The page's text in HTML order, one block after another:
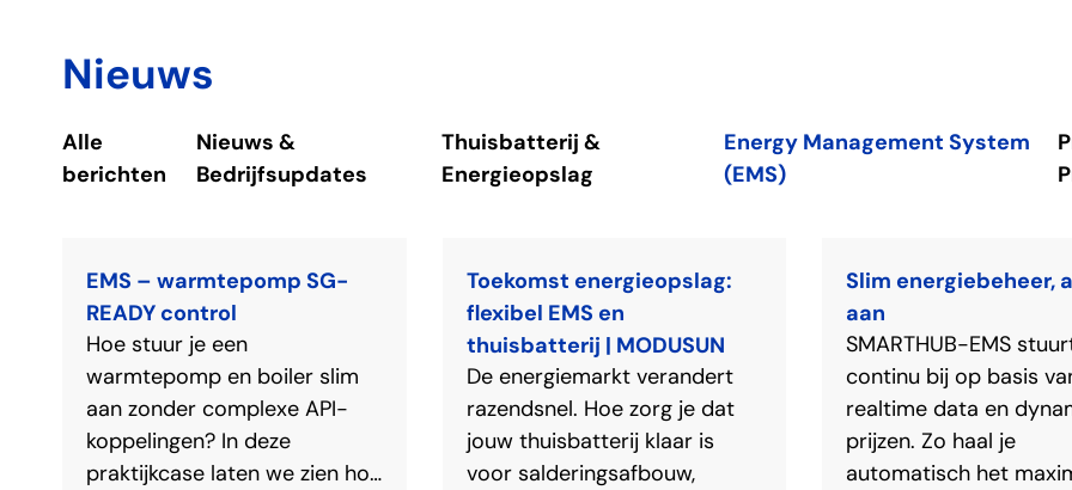
Nieuws
Alle
berichten
Nieuws &
Bedrijfsupdates
Thuisbatterij &
Energieopslag
Energy Management System
(EMS)
EMS – warmtepomp SG-
READY control
Hoe stuur je een
warmtepomp en boiler slim
aan zonder complexe API-
koppelingen? In deze
praktijkcase laten we zien hoe
Toekomst energieopslag:
flexibel EMS en
thuisbatterij | MODUSUN
De energiemarkt verandert
razendsnel. Hoe zorg je dat
jouw thuisbatterij klaar is
voor salderingsafbouw,
Slim energiebeheer,
aan
SMARTHUB-EMS
continu bij op basis
realtime data en
prijzen. Zo haal je
automatisch het